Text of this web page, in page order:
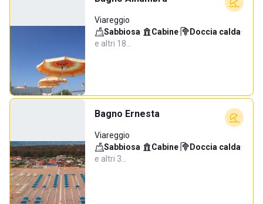
Viareggio
Sabbiosa· Cabine· Doccia calda·
e altri 18…
Bagno Ernesta
Viareggio
Sabbiosa· Cabine· Doccia calda·
e altri 3…